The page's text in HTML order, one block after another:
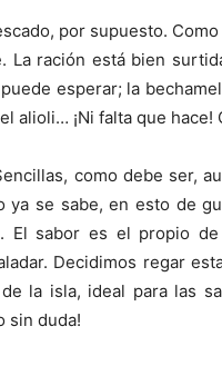
por supuesto.
La ración está bien
esperar; la
alioli… ¡Ni falta que
como debe ser,
ya se sabe, en esto de
El sabor es el propio
Decidimos regar
la isla, ideal para las
sin duda!